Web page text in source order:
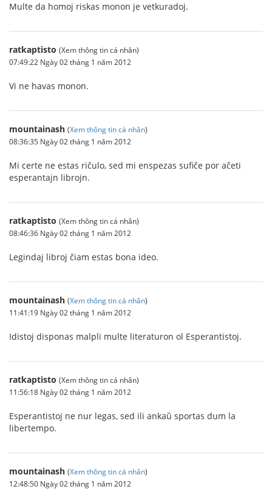
Multe da homoj riskas monon je vetkuradoj.
ratkaptisto (Xem thông tin cá nhân)
07:49:22 Ngày 02 tháng 1 năm 2012
Vi ne havas monon.
mountainash (Xem thông tin cá nhân)
08:36:35 Ngày 02 tháng 1 năm 2012
Mi certe ne estas riĉulo, sed mi enspezas sufiĉe por aĉeti
esperantajn librojn.
ratkaptisto (Xem thông tin cá nhân)
08:46:36 Ngày 02 tháng 1 năm 2012
Legindaj libroj ĉiam estas bona ideo.
mountainash (Xem thông tin cá nhân)
11:41:19 Ngày 02 tháng 1 năm 2012
Idistoj disponas malpli multe literaturon ol Esperantistoj.
ratkaptisto (Xem thông tin cá nhân)
11:56:18 Ngày 02 tháng 1 năm 2012
Esperantistoj ne nur legas, sed ili ankaŭ sportas dum la
libertempo.
mountainash (Xem thông tin cá nhân)
12:48:50 Ngày 02 tháng 1 năm 2012